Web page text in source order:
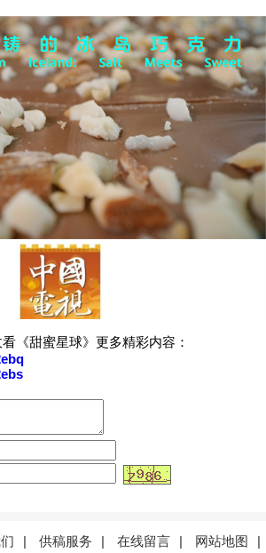
《甜蜜星球》更多精彩内容：
| 供稿服务 | 在线留言 | 网站地图 |